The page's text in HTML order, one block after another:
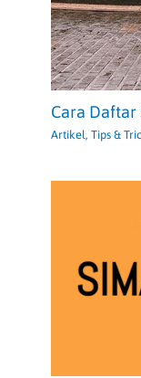
Cara Daftar
Artikel,Tips &